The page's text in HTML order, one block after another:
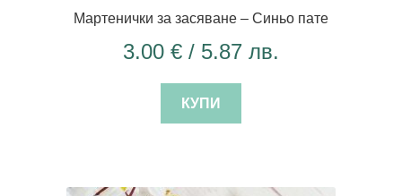
Мартенички за засяване – Синьо пате
3.00 € / 5.87 лв.
КУПИ